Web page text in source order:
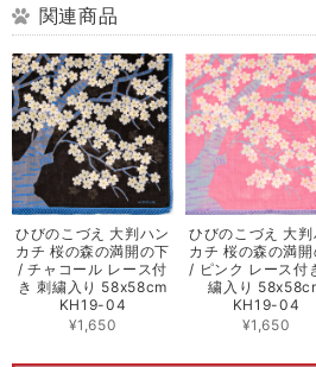
関連商品
ひびのこづえ 大判ハン
カチ 桜の森の満開の下
/ チャコール レース付
き 刺繍入り 58x58cm
KH19-04
¥1,650
ひびのこづえ 大判
カチ 桜の森の満開
/ ピンク レース付
繍入り
KH19-04
¥1,650